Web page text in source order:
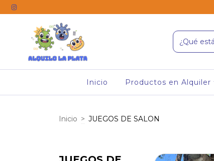
Inicio Productos en Alquiler
Inicio > JUEGOS DE SALON